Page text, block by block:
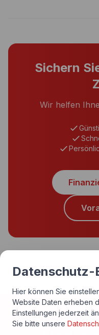
Sichern
Wir helfen
Datenschutz-
Hier können Sie
Website Daten erheben
Einstellungen jederzeit
Sie bitte unsere